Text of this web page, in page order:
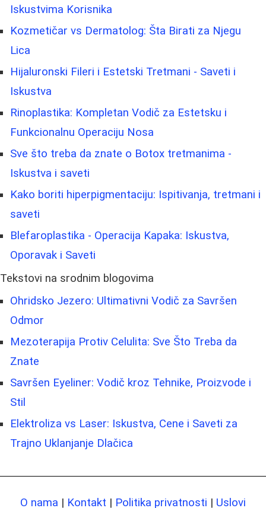
Iskustvima Korisnika
Kozmetičar vs Dermatolog: Šta Birati za Njegu
Lica
Hijaluronski Fileri i Estetski Tretmani - Saveti i
Iskustva
Rinoplastika: Kompletan Vodič za Estetsku i
Funkcionalnu Operaciju Nosa
Sve što treba da znate o Botox tretmanima -
Iskustva i saveti
Kako boriti hiperpigmentaciju: Ispitivanja, tretmani i
saveti
Blefaroplastika - Operacija Kapaka: Iskustva,
Oporavak i Saveti
Tekstovi na srodnim blogovima
Ohridsko Jezero: Ultimativni Vodič za Savršen
Odmor
Mezoterapija Protiv Celulita: Sve Što Treba da
Znate
Savršen Eyeliner: Vodič kroz Tehnike, Proizvode i
Stil
Elektroliza vs Laser: Iskustva, Cene i Saveti za
Trajno Uklanjanje Dlačica
O nama | Kontakt | Politika privatnosti | Uslovi